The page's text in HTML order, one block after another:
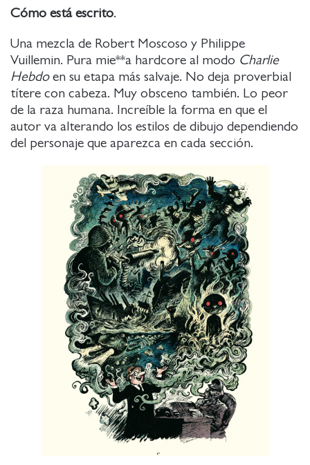
Cómo está escrito.
Una mezcla de Robert Moscoso y Philippe
Vuillemin. Pura mie**a hardcore al modo Charlie
Hebdoen su etapa más salvaje. No deja proverbial
títere con cabeza. Muy obsceno también. Lo peor
de la raza humana. Increíble la forma en que el
autor va alterando los estilos de dibujo dependiendo
del personaje que aparezca en cada sección.